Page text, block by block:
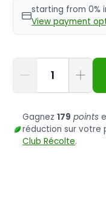
starting from 0%
View payment
Quantité
Gagnez179 points
réduction sur votre
Club Récolte.